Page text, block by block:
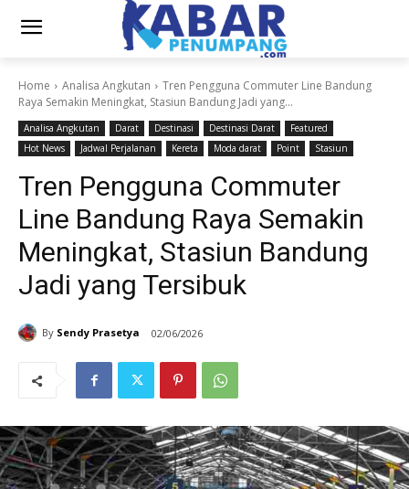
Home Analisa Angkutan
Tren Pengguna Commuter Line Bandung
Raya Semakin Meningkat, Stasiun Bandung Jadi yang...
Analisa Angkutan Darat Destinasi Destinasi Darat
Featured
Hot News
Jadwal Perjalanan Kereta Moda darat Point Stasiun
Tren Pengguna Commuter
Line Bandung Raya Semakin
Meningkat, Stasiun Bandung
Jadi yang Tersibuk
By Sendy Prasetya 02/06/2026